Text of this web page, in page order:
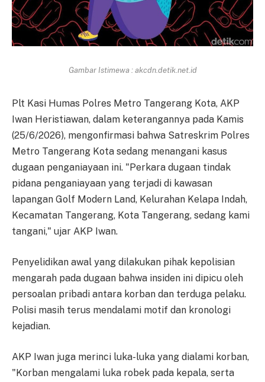
Gambar Istimewa : akcdn.detik.net.id
Plt Kasi Humas Polres Metro Tangerang Kota, AKP
Iwan Heristiawan, dalam keterangannya pada Kamis
(25/6/2026), mengonfirmasi bahwa Satreskrim Polres
Metro Tangerang Kota sedang menangani kasus
dugaan penganiayaan ini. "Perkara dugaan tindak
pidana penganiayaan yang terjadi di kawasan
lapangan Golf Modern Land, Kelurahan Kelapa Indah,
Kecamatan Tangerang, Kota Tangerang, sedang kami
tangani," ujar AKP Iwan.
Penyelidikan awal yang dilakukan pihak kepolisian
mengarah pada dugaan bahwa insiden ini dipicu oleh
persoalan pribadi antara korban dan terduga pelaku.
Polisi masih terus mendalami motif dan kronologi
kejadian.
AKP Iwan juga merinci luka-luka yang dialami korban,
"Korban mengalami luka robek pada kepala, serta